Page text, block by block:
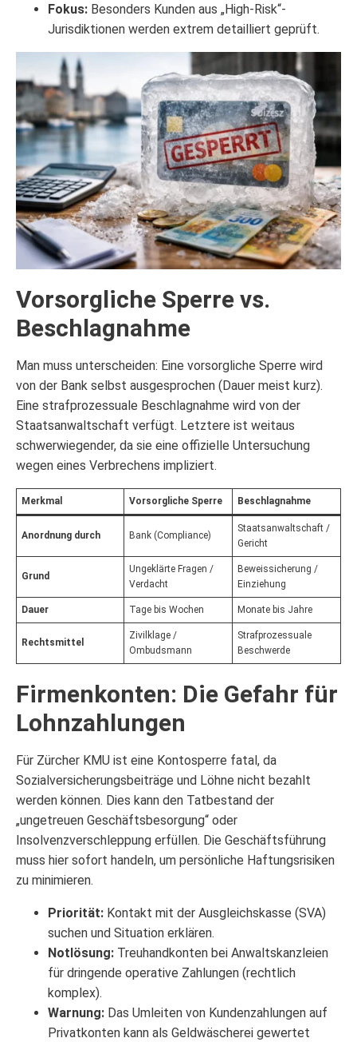
Fokus: Besonders Kunden aus „High-Risk“-
Jurisdiktionen werden extrem detailliert geprüft.
Vorsorgliche Sperre vs.
Beschlagnahme
Man muss unterscheiden: Eine vorsorgliche Sperre wird
von der Bank selbst ausgesprochen (Dauer meist kurz).
Eine strafprozessuale Beschlagnahme wird von der
Staatsanwaltschaft verfügt. Letztere ist weitaus
schwerwiegender, da sie eine offizielle Untersuchung
wegen eines Verbrechens impliziert.
Merkmal Vorsorgliche Sperre Beschlagnahme
Anordnung durch Bank (Compliance)
Staatsanwaltschaft /
Gericht
Grund
Ungeklärte Fragen /
Verdacht
Beweissicherung /
Einziehung
Dauer Tage bis Wochen Monate bis Jahre
Rechtsmittel
Zivilklage /
Ombudsmann
Strafprozessuale
Beschwerde
Firmenkonten: Die Gefahr für
Lohnzahlungen
Für Zürcher KMU ist eine Kontosperre fatal, da
Sozialversicherungsbeiträge und Löhne nicht bezahlt
werden können. Dies kann den Tatbestand der
„ungetreuen Geschäftsbesorgung“ oder
Insolvenzverschleppung erfüllen. Die Geschäftsführung
muss hier sofort handeln, um persönliche Haftungsrisiken
zu minimieren.
Priorität: Kontakt mit der Ausgleichskasse (SVA)
suchen und Situation erklären.
Notlösung: Treuhandkonten bei Anwaltskanzleien
für dringende operative Zahlungen (rechtlich
komplex).
Warnung: Das Umleiten von Kundenzahlungen auf
Privatkonten kann als Geldwäscherei gewertet